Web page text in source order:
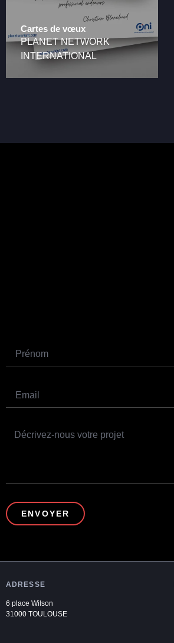
Cartes de vœux
PLANET NETWORK
INTERNATIONAL
ENVOYER
ADRESSE
6 place Wilson
31000 TOULOUSE